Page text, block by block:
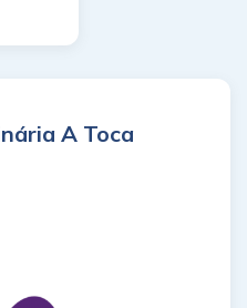
A Toca